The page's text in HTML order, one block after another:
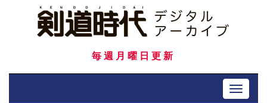
毎週月曜日更新
Toggle